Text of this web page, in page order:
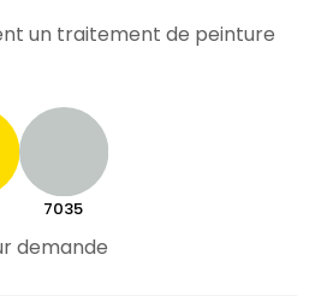
un traitement de peinture
7035
demande